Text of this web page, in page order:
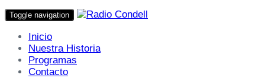
Toggle navigation
Inicio
Nuestra Historia
Programas
Contacto